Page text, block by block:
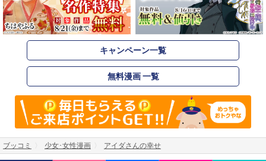
キャンペーン一覧
無料漫画 一覧
ブッコミ 少女･女性漫画 アイダさんの幸せ